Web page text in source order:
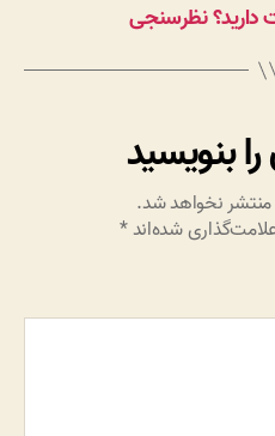
نظرسنجی
بنویسید
نخواهد شد.
شده‌اند*